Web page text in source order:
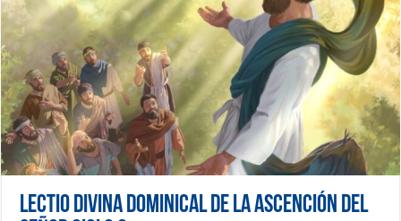
Lectio Divina Dominical de la Ascención del